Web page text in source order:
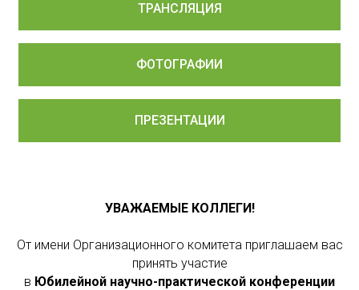
ТРАНСЛЯЦИЯ
ФОТОГРАФИИ
ПРЕЗЕНТАЦИИ
УВАЖАЕМЫЕ КОЛЛЕГИ!
От имени Организационного комитета приглашаем вас
принять участие
в Юбилейной научно-практической конференции